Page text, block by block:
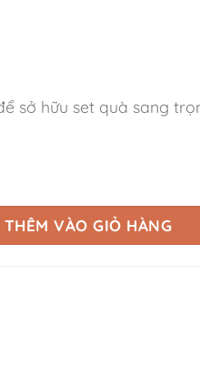
sở hữu set quà sang
THÊM VÀO GIỎ HÀNG